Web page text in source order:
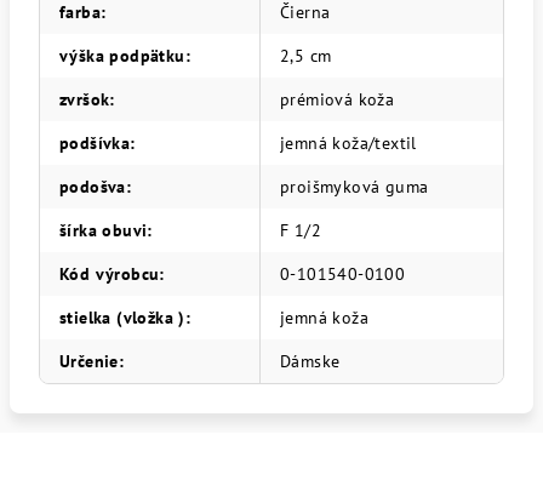
farba:
Čierna
výška podpätku:
2,5 cm
zvršok:
prémiová koža
podšívka:
jemná koža/textil
podošva:
proišmyková guma
šírka obuvi:
F 1/2
Kód výrobcu:
0-101540-0100
stielka (vložka ):
jemná koža
Určenie: Dámske